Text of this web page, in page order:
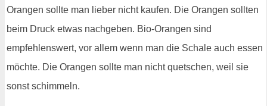
Orangen sollte man lieber nicht kaufen. Die Orangen sollten
beim Druck etwas nachgeben. Bio-Orangen sind
empfehlenswert, vor allem wenn man die Schale auch essen
möchte. Die Orangen sollte man nicht quetschen, weil sie
sonst schimmeln.